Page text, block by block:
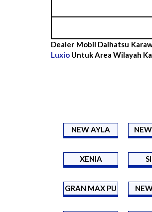
Dealer Mobil Daihatsu
Luxio Untuk Area Wilayah
NEW AYLA
XENIA
GRAN MAX PU